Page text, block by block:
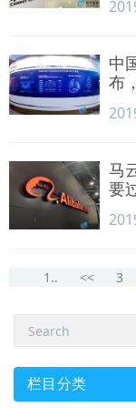
中
布
马
要
1.. << 3
栏目分类